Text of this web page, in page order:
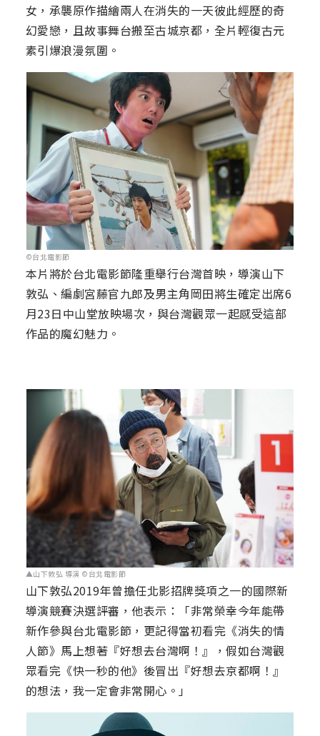
女，承襲原作描繪兩人在消失的一天彼此經歷的奇
幻愛戀，且故事舞台搬至古城京都，全片輕復古元
素引爆浪漫氛圍。
©台北電影節
本片將於台北電影節隆重舉行台灣首映，導演山下
敦弘、編劇宮藤官九郎及男主角岡田將生確定出席6
月23日中山堂放映場次，與台灣觀眾一起感受這部
作品的魔幻魅力。
▲山下敦弘 導演 ©台北電影節
山下敦弘2019年曾擔任北影招牌獎項之一的國際新
導演競賽決選評審，他表示：「非常榮幸今年能帶
新作參與台北電影節，更記得當初看完《消失的情
人節》馬上想著『好想去台灣啊！』，假如台灣觀
眾看完《快一秒的他》後冒出『好想去京都啊！』
的想法，我一定會非常開心。」